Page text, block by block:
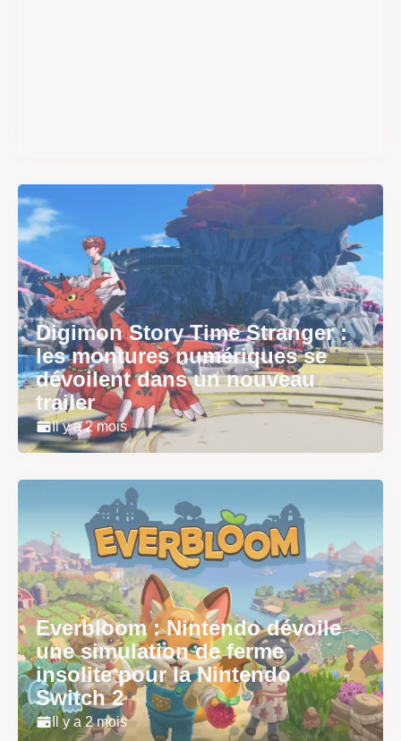
Digimon Story Time Stranger :
les montures numériques se
dévoilent dans un nouveau
trailer
Il y a 2 mois
Everbloom : Nintendo dévoile
une simulation de ferme
insolite pour la Nintendo
Switch 2
Il y a 2 mois